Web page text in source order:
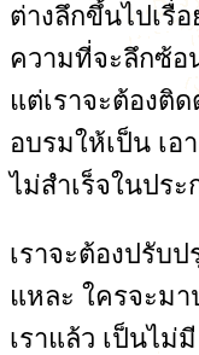
ต่างลึกขึ้นไปเรื่
ความที่จะลึกซ้อ
แต่เราจะต้องติ
อบรมให้เป็น เ
ไม่สำเร็จในประ
เราจะต้องปรับป
แหละ ใครจะมา
เราแล้ว เป็นไม่